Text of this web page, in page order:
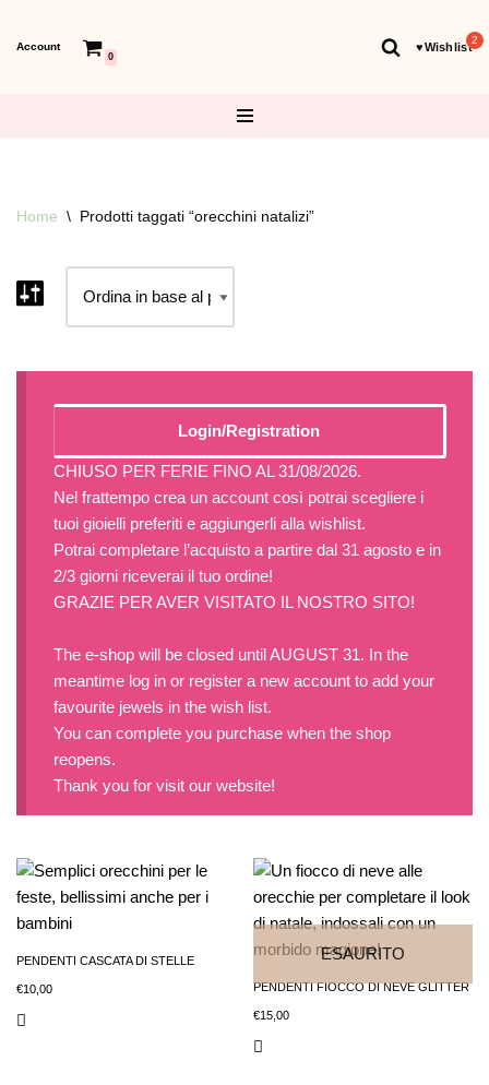
Account
0
♥︎Wishlist
Home \ Prodotti taggati “orecchini natalizi”
Login/Registration
CHIUSO PER FERIE FINO AL 31/08/2026.
Nel frattempo crea un account così potrai scegliere i
tuoi gioielli preferiti e aggiungerli alla wishlist.
Potrai completare l’acquisto a partire dal 31 agosto e in
2/3 giorni riceverai il tuo ordine!
GRAZIE PER AVER VISITATO IL NOSTRO SITO!
The e-shop will be closed until AUGUST 31. In the
meantime log in or register a new account to add your
favourite jewels in the wish list.
You can complete you purchase when the shop
reopens.
Thank you for visit our website!
PENDENTI CASCATA DI STELLE
€10,00
ESAURITO
PENDENTI FIOCCO DI NEVE GLITTER
€15,00